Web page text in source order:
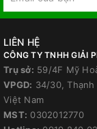
LIÊN HỆ
CÔNG TY TNHH GIẢI
Trụ sở: 59/4F Mỹ
VPGD: 34/30, Thạnh
Việt Nam
MST: 0302012770